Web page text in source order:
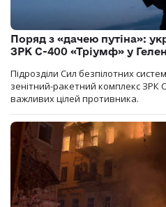
Поряд з «дачею путіна»:
ЗРК С-400 «Тріумф» у
Підрозділи Сил безпілотних
зенітний-ракетний комплекс ЗРК
важливих цілей противника.